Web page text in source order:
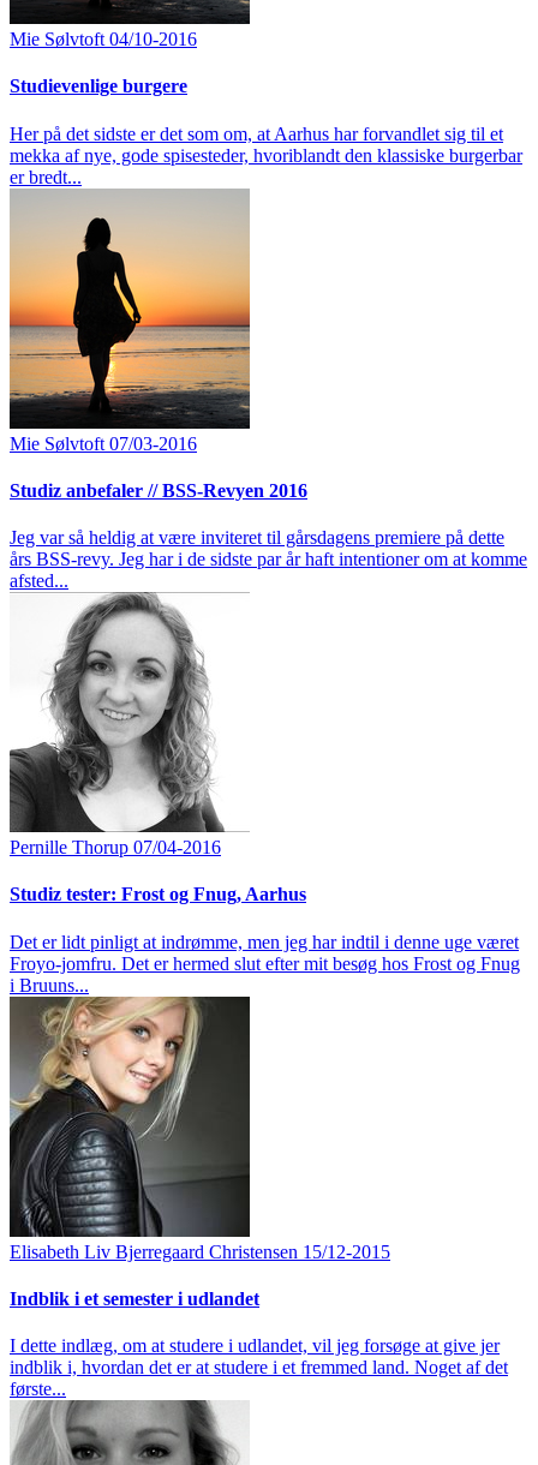
Mie Sølvtoft 04/10-2016
Studievenlige burgere
Her på det sidste er det som om, at Aarhus har forvandlet sig til et
mekka af nye, gode spisesteder, hvoriblandt den klassiske burgerbar
er bredt...
Mie Sølvtoft 07/03-2016
Studiz anbefaler // BSS-Revyen 2016
Jeg var så heldig at være inviteret til gårsdagens premiere på dette
års BSS-revy. Jeg har i de sidste par år haft intentioner om at komme
afsted...
Pernille Thorup 07/04-2016
Studiz tester: Frost og Fnug, Aarhus
Det er lidt pinligt at indrømme, men jeg har indtil i denne uge været
Froyo-jomfru. Det er hermed slut efter mit besøg hos Frost og Fnug
i Bruuns...
Elisabeth Liv Bjerregaard Christensen 15/12-2015
Indblik i et semester i udlandet
I dette indlæg, om at studere i udlandet, vil jeg forsøge at give jer
indblik i, hvordan det er at studere i et fremmed land. Noget af det
første...